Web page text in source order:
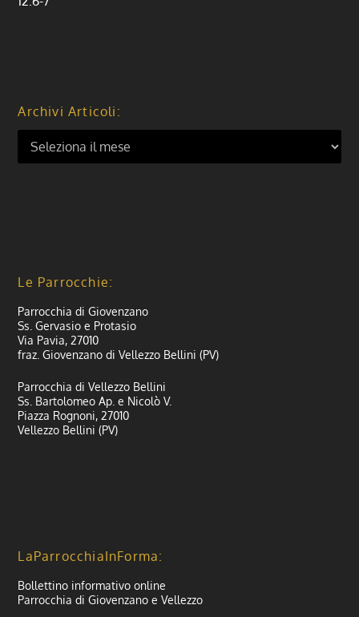
Archivi Articoli:
Le Parrocchie:
Parrocchia di Giovenzano
Ss. Gervasio e Protasio
Via Pavia, 27010
fraz. Giovenzano di Vellezzo Bellini (PV)
Parrocchia di Vellezzo Bellini
Ss. Bartolomeo Ap. e Nicolò V.
Piazza Rognoni, 27010
Vellezzo Bellini (PV)
LaParrocchiaInForma:
Bollettino informativo online
Parrocchia di Giovenzano e Vellezzo